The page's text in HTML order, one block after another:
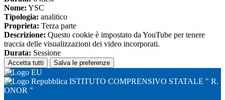
Nome: YSC
Tipologia: analitico
Proprieta: Terza parte
Descrizione: Questo cookie è impostato da YouTube per tenere
traccia delle visualizzazioni dei video incorporati.
Durata: Sessione
Accetta tutti Salva le preferenze
ISTITUTO COMPRENSIVO STATALE " R.
ONOR "